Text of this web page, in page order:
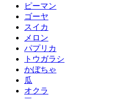
ピーマン
ゴーヤ
スイカ
メロン
パプリカ
トウガラシ
かぼちゃ
瓜
オクラ